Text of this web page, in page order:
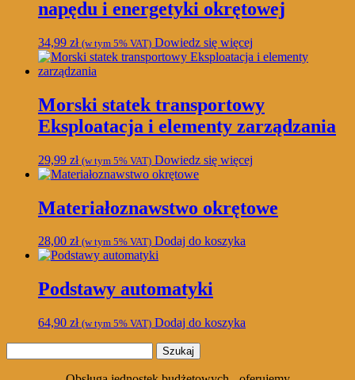
napędu i energetyki okrętowej
34,99 zł (w tym 5% VAT) Dowiedz się więcej
Morski statek transportowy
Eksploatacja i elementy zarządzania
29,99 zł (w tym 5% VAT) Dowiedz się więcej
Materiałoznawstwo okrętowe
28,00 zł (w tym 5% VAT) Dodaj do koszyka
Podstawy automatyki
64,90 zł (w tym 5% VAT) Dodaj do koszyka